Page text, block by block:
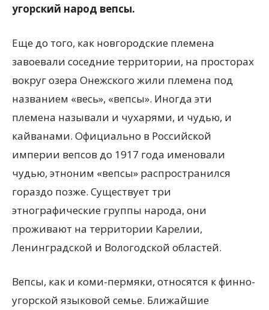
угорский народ вепсы.
Еще до того, как новгородские племена
завоевали соседние территории, на просторах
вокруг озера Онежского жили племена под
названием «весь», «вепсы». Иногда эти
племена называли и чухарями, и чудью, и
кайванами. Официально в Российской
империи вепсов до 1917 года именовали
чудью, этноним «вепсы» распространился
гораздо позже. Существует три
этнографические группы народа, они
проживают на территории Карелии,
Ленинградской и Вологодской областей.
Вепсы, как и коми-пермяки, относятся к финно-
угорской языковой семье. Ближайшие